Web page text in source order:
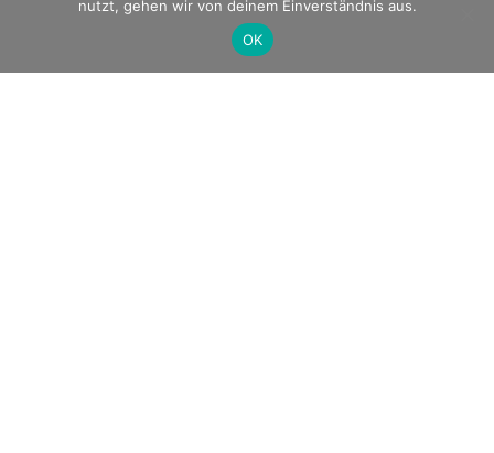
nutzt, gehen wir von deinem Einverständnis aus.
OK